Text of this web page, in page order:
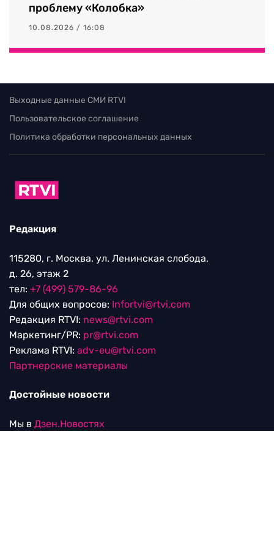
проблему «Колобка»
10.08.2026 / 16:08
Выходные данные СМИ RTVI
Пользовательское соглашение
Политика обработки персональных данных
Редакция
115280, г. Москва, ул. Ленинская слобода,
д. 26, этаж 2
тел: +7 (499) 579-86-96
Для общих вопросов: Infortvi@rtvi.com
Редакция RTVI: news@rtvi.com
Маркетинг/PR: pr@rtvi.com
Реклама RTVI: adv-eu@rtvi.com
Партнерские материалы
Достойные новости
Мы в Дзен.Новостях